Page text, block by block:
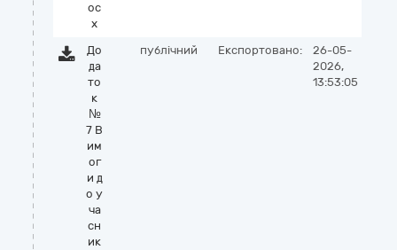
oc
x
До
да
то
к
№
7 В
им
ог
и д
о у
ча
сн
ик
публічний Експортовано:
26-05-
2026,
13:53:05